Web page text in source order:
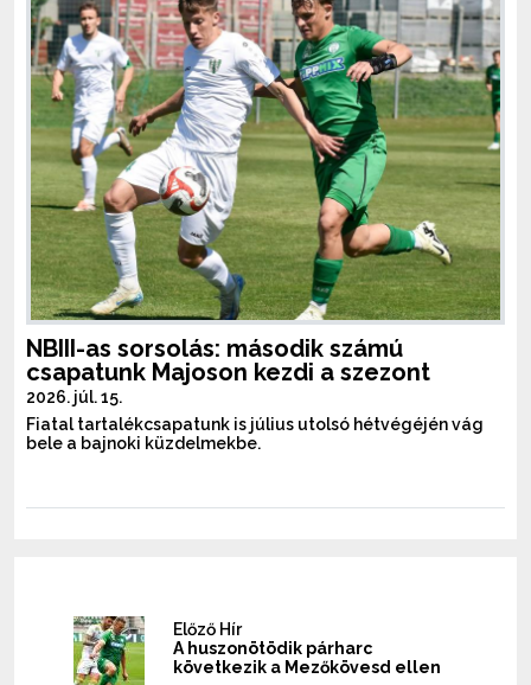
NBIII-as sorsolás: második számú
csapatunk Majoson kezdi a szezont
2026. júl. 15.
Fiatal tartalékcsapatunk is július utolsó hétvégéjén vág
bele a bajnoki küzdelmekbe.
Előző Hír
A huszonötödik párharc
következik a Mezőkövesd ellen